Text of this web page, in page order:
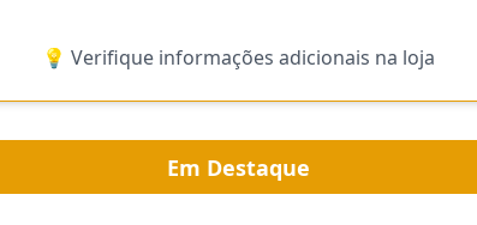
💡 Verifique informações adicionais na loja
Em Destaque